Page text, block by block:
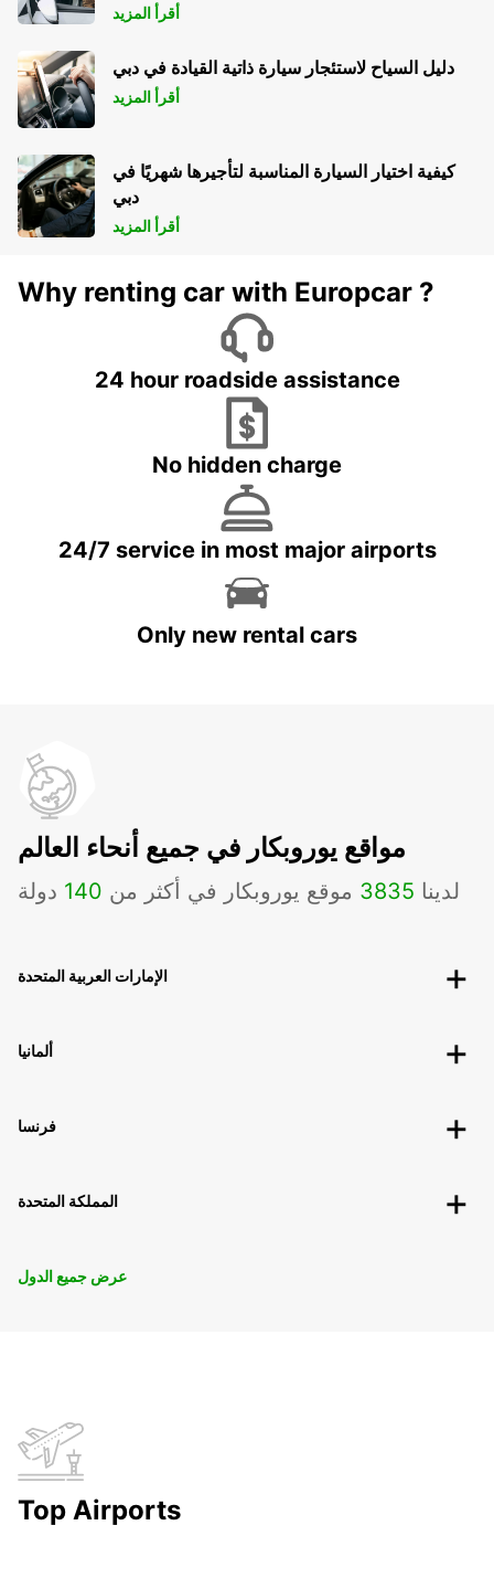
أقرأ المزيد
دليل السياح لاستئجار سيارة ذاتية القيادة في دبي
أقرأ المزيد
كيفية اختيار السيارة المناسبة لتأجيرها شهريًا في
دبي
أقرأ المزيد
Why renting car with Europcar ?
24 hour roadside assistance
No hidden charge
24/7 service in most major airports
Only new rental cars
مواقع يوروبكار في جميع أنحاء العالم
لدينا 3835 موقع يوروبكار في أكثر من 140 دولة
الإمارات العربية المتحدة
ألمانيا
فرنسا
المملكة المتحدة
عرض جميع الدول
Top Airports